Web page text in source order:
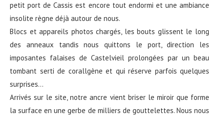
petit port de Cassis est encore tout endormi et une ambiance
insolite règne déjà autour de nous.
Blocs et appareils photos chargés, les bouts glissent le long
des anneaux tandis nous quittons le port, direction les
imposantes falaises de Castelvieil prolongées par un beau
tombant serti de corallgène et qui réserve parfois quelques
surprises…
Arrivés sur le site, notre ancre vient briser le miroir que forme
la surface en une gerbe de milliers de gouttelettes. Nous nous